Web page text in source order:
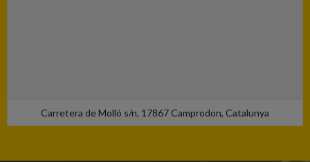
Carretera de Molló s/n, 17867 Camprodon, Catalunya